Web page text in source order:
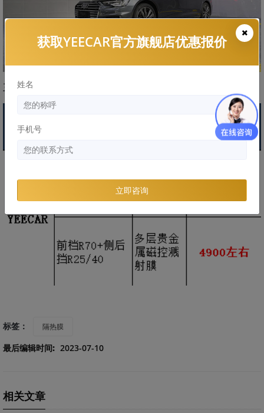
三、艺卡隔热膜型号组合价格表
标签： 隔热膜
最后编辑时间: 2023-07-10
相关文章
获取YEECAR官方旗舰店优惠报价
姓名
手机号
立即咨询